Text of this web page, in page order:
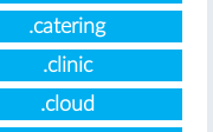
.catering
.clinic
.cloud